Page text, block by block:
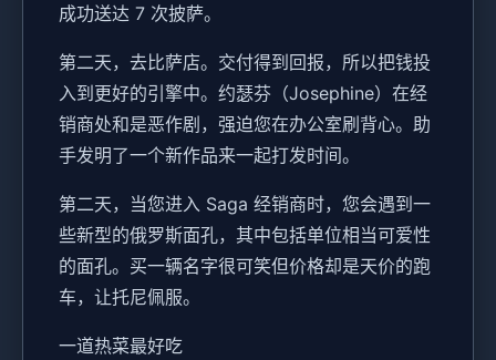
成功送达 7 次披萨。
第二天，去比萨店。交付得到回报，所以把钱投
入到更好的引擎中。约瑟芬（Josephine）在经
销商处和是恶作剧，强迫您在办公室刷背心。助
手发明了一个新作品来一起打发时间。
第二天，当您进入 Saga 经销商时，您会遇到一
些新型的俄罗斯面孔，其中包括单位相当可爱性
的面孔。买一辆名字很可笑但价格却是天价的跑
车，让托尼佩服。
一道热菜最好吃